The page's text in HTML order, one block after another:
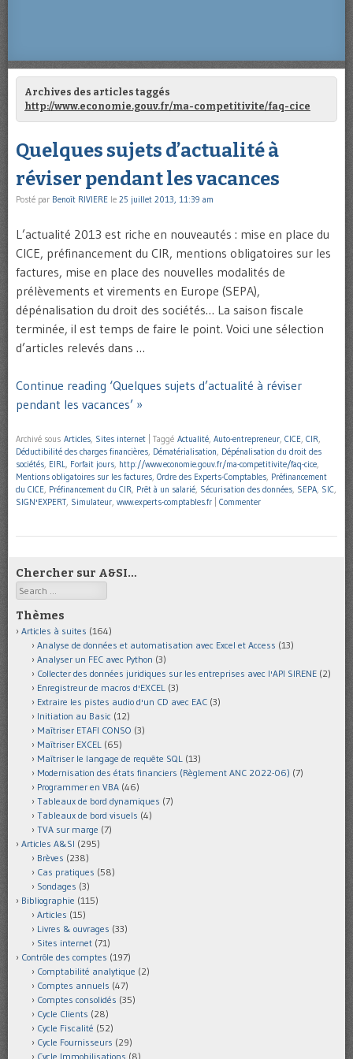
Archives des articles taggés
http://www.economie.gouv.fr/ma-competitivite/faq-cice
Quelques sujets d’actualité à
réviser pendant les vacances
Posté par Benoît RIVIERE le 25 juillet 2013, 11:39 am
L’actualité 2013 est riche en nouveautés : mise en place du
CICE, préfinancement du CIR, mentions obligatoires sur les
factures, mise en place des nouvelles modalités de
prélèvements et virements en Europe (SEPA),
dépénalisation du droit des sociétés… La saison fiscale
terminée, il est temps de faire le point. Voici une sélection
d’articles relevés dans …
Continue reading ‘Quelques sujets d’actualité à réviser
pendant les vacances’ »
Archivé sous Articles, Sites internet Taggé Actualité, Auto-entrepreneur, CICE, CIR,
Déductibilité des charges financières, Dématérialisation, Dépénalisation du droit des
sociétés, EIRL, Forfait jours, http://www.economie.gouv.fr/ma-competitivite/faq-cice,
Mentions obligatoires sur les factures, Ordre des Experts-Comptables, Préfinancement
du CICE, Préfinancement du CIR, Prêt à un salarié, Sécurisation des données, SEPA, SIC,
SIGN'EXPERT, Simulateur, www.experts-comptables.fr Commenter
Chercher sur A&SI…
Search
Thèmes
Articles à suites (164)
Analyse de données et automatisation avec Excel et Access (13)
Analyser un FEC avec Python (3)
Collecter des données juridiques sur les entreprises avec l'API SIRENE (2)
Enregistreur de macros d'EXCEL (3)
Extraire les pistes audio d'un CD avec EAC (3)
Initiation au Basic (12)
Maîtriser ETAFI CONSO (3)
Maîtriser EXCEL (65)
Maîtriser le langage de requête SQL (13)
Modernisation des états financiers (Règlement ANC 2022-06) (7)
Programmer en VBA (46)
Tableaux de bord dynamiques (7)
Tableaux de bord visuels (4)
TVA sur marge (7)
Articles A&SI (295)
Brèves (238)
Cas pratiques (58)
Sondages (3)
Bibliographie (115)
Articles (15)
Livres & ouvrages (33)
Sites internet (71)
Contrôle des comptes (197)
Comptabilité analytique (2)
Comptes annuels (47)
Comptes consolidés (35)
Cycle Clients (28)
Cycle Fiscalité (52)
Cycle Fournisseurs (29)
Cycle Immobilisations (8)